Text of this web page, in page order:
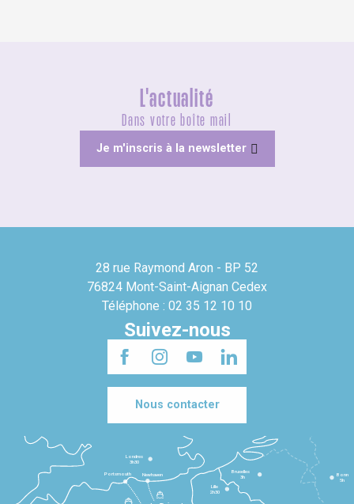
L'actualité
Dans votre boîte mail
Je m'inscris à la newsletter
28 rue Raymond Aron - BP 52
76824 Mont-Saint-Aignan Cedex
Téléphone : 02 35 12 10 10
Suivez-nous
Nous contacter
Lille
2h30
Bruxelles
3h
Londres
3h30
Newhaven
Portsmouth
Bonn
5h